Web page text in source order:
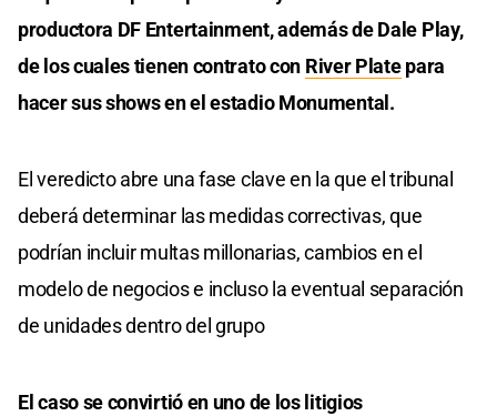
productora DF Entertainment, además de Dale Play,
de los cuales tienen contrato con River Platepara
hacer sus shows en el estadio Monumental.
El veredicto abre una fase clave en la que el tribunal
deberá determinar las medidas correctivas, que
podrían incluir multas millonarias, cambios en el
modelo de negocios e incluso la eventual separación
de unidades dentro del grupo
El caso se convirtió en uno de los litigios